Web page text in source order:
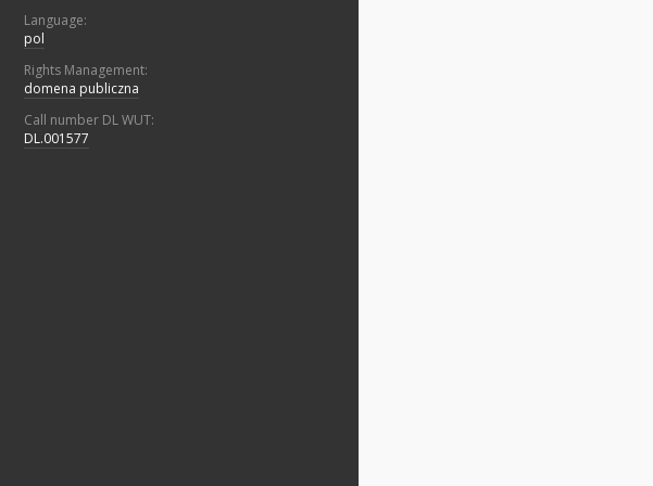
Language:
pol
Rights Management:
domena publiczna
Call number DL WUT:
DL.001577